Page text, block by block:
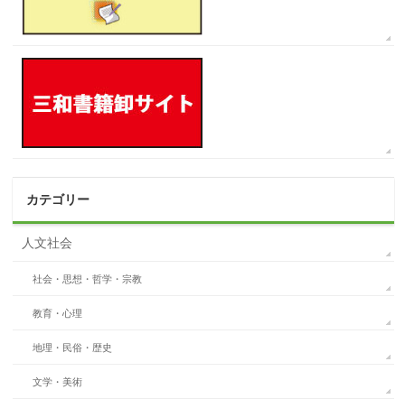
カテゴリー
人文社会
社会・思想・哲学・宗教
教育・心理
地理・民俗・歴史
文学・美術